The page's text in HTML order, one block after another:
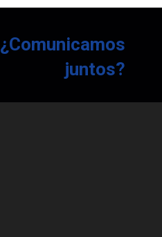
¿Comunicamos
juntos?